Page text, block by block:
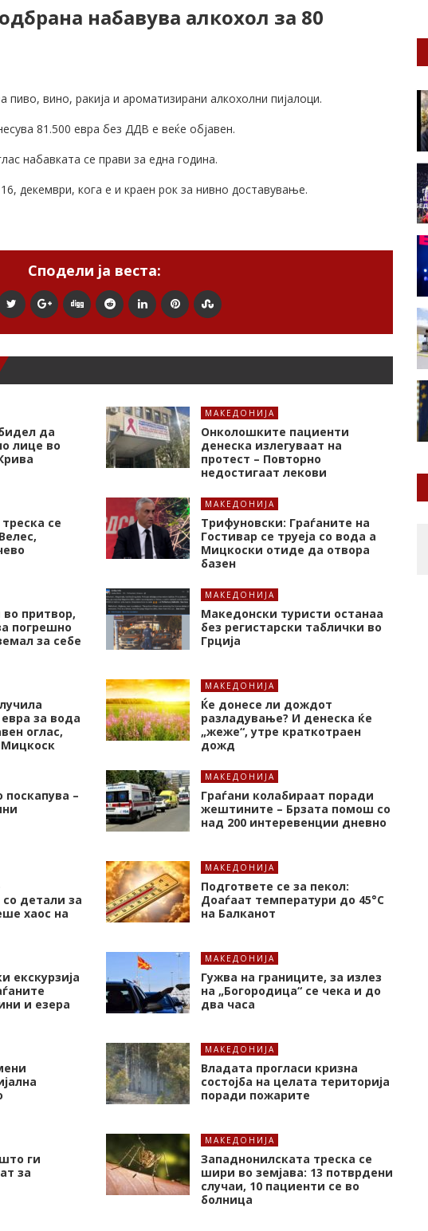
набавува алкохол за 80
вино, ракија и ароматизирани алкохолни пијалоци.
81.500 евра без ДДВ е веќе објавен.
набавката се прави за една година.
декември, кога е и краен рок за нивно доставување.
Сподели ја веста:
да
лице во
МАКЕДОНИЈА
Онколошките пациенти
денеска излегуваат на
протест – Повторно
недостигаат лекови
се
МАКЕДОНИЈА
Трифуновски: Граѓаните на
Гостивар се труеја со вода а
Мицкоски отиде да отвора
базен
притвор,
погрешно
за себе
МАКЕДОНИЈА
Македонски туристи останаа
без регистарски таблички во
Грција
за вода
оглас,
МАКЕДОНИЈА
Ќе донесе ли дождот
разладување? И денеска ќе
„жеже“, утре краткотраен
дожд
–
МАКЕДОНИЈА
Граѓани колабираат поради
жештините – Брзата помош со
над 200 интеревенции дневно
детали за
хаос на
МАКЕДОНИЈА
Подгответе се за пекол:
Доаѓаат температури до 45°C
на Балканот
екскурзија
и езера
МАКЕДОНИЈА
Гужва на границите, за излез
на „Богородица“ се чека и до
два часа
МАКЕДОНИЈА
Владата прогласи кризна
состојба на целата територија
поради пожарите
ги
за
МАКЕДОНИЈА
Западнонилската треска се
шири во земјава: 13 потврдени
случаи, 10 пациенти се во
болница